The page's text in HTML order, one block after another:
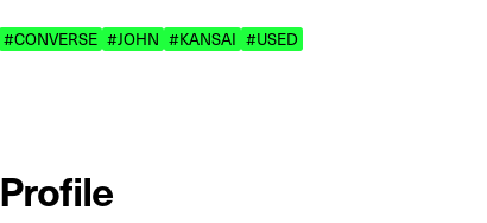
#CONVERSE #JOHN #KANSAI #USED
Profile